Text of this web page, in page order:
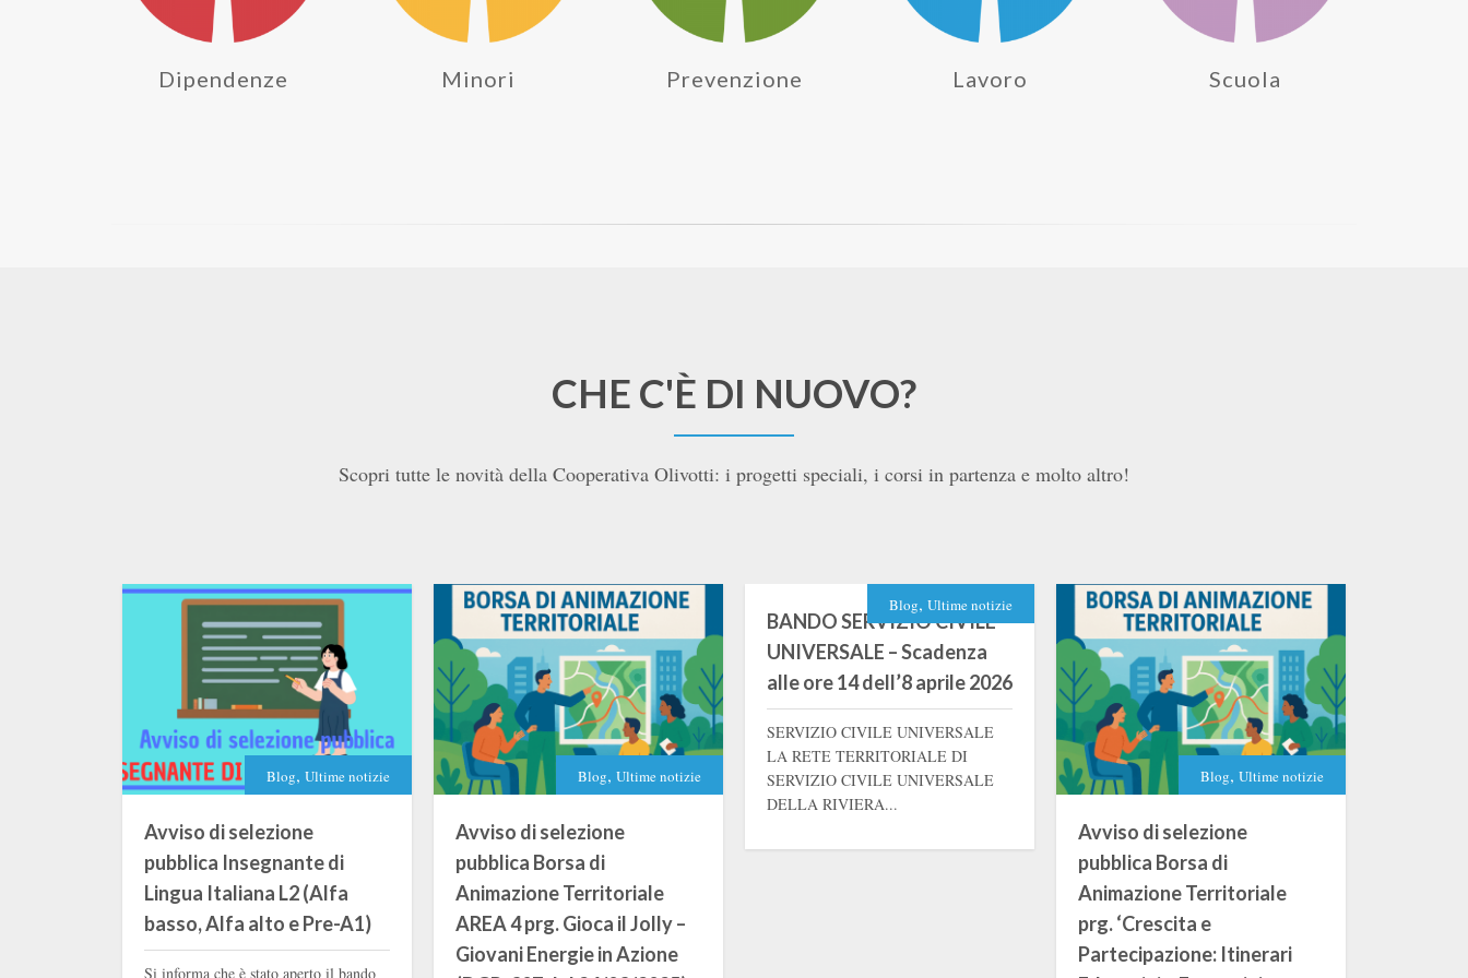
Dipendenze Minori Prevenzione Lavoro Scuola
CHE C'È DI NUOVO?
Scopri tutte le novità della Cooperativa Olivotti: i progetti speciali, i corsi in partenza e molto altro!
Blog, Ultime notizie
Avviso di selezione
pubblica Insegnante di
Lingua Italiana L2 (Alfa
basso, Alfa alto e Pre-A1)
Si informa che è stato aperto il bando
Blog, Ultime notizie
Avviso di selezione
pubblica Borsa di
Animazione Territoriale
AREA 4 prg. Gioca il Jolly –
Giovani Energie in Azione
Blog, Ultime notizie
BANDO SERVIZIO CIVILE
UNIVERSALE – Scadenza
alle ore 14 dell’8 aprile 2026
SERVIZIO CIVILE UNIVERSALE
LA RETE TERRITORIALE DI
SERVIZIO CIVILE UNIVERSALE
DELLA RIVIERA...
Blog, Ultime notizie
Avviso di selezione
pubblica Borsa di
Animazione Territoriale
prg. ‘Crescita e
Partecipazione: Itinerari